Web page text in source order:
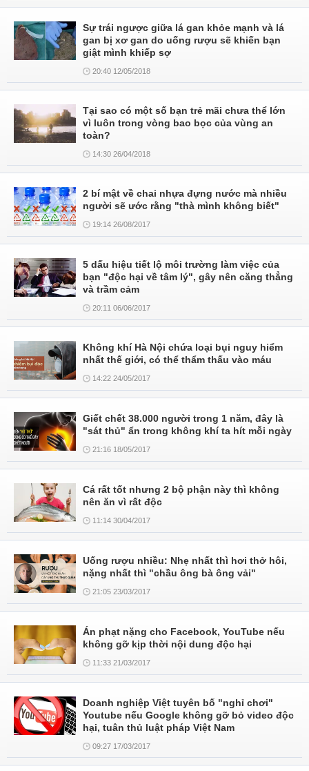
Sự trái ngược giữa lá gan khỏe mạnh và lá
gan bị xơ gan do uống rượu sẽ khiến bạn
giật mình khiếp sợ
20:40 12/05/2018
Tại sao có một số bạn trẻ mãi chưa thể lớn
vì luôn trong vòng bao bọc của vùng an
toàn?
14:30 26/04/2018
2 bí mật về chai nhựa đựng nước mà nhiều
người sẽ ước rằng "thà mình không biết"
19:14 26/08/2017
5 dấu hiệu tiết lộ môi trường làm việc của
bạn "độc hại về tâm lý", gây nên căng thẳng
và trầm cảm
20:11 06/06/2017
Không khí Hà Nội chứa loại bụi nguy hiểm
nhất thế giới, có thể thẩm thấu vào máu
14:22 24/05/2017
Giết chết 38.000 người trong 1 năm, đây là
"sát thủ" ẩn trong không khí ta hít mỗi ngày
21:16 18/05/2017
Cá rất tốt nhưng 2 bộ phận này thì không
nên ăn vì rất độc
11:14 30/04/2017
Uống rượu nhiều: Nhẹ nhất thì hơi thở hôi,
nặng nhất thì "chầu ông bà ông vải"
21:05 23/03/2017
Án phạt nặng cho Facebook, YouTube nếu
không gỡ kịp thời nội dung độc hại
11:33 21/03/2017
Doanh nghiệp Việt tuyên bố "nghỉ chơi"
Youtube nếu Google không gỡ bỏ video độc
hại, tuân thủ luật pháp Việt Nam
09:27 17/03/2017